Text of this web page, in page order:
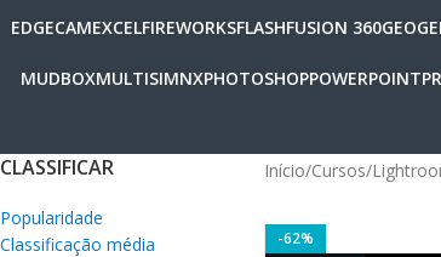
EDGECAMEXCELFIREWORKSFLASHFUSION 360
MUDBOXMULTISIMNXPHOTOSHOPPOWERPOINT
CLASSIFICAR
Popularidade
Classificação média
Início Cursos
-62%